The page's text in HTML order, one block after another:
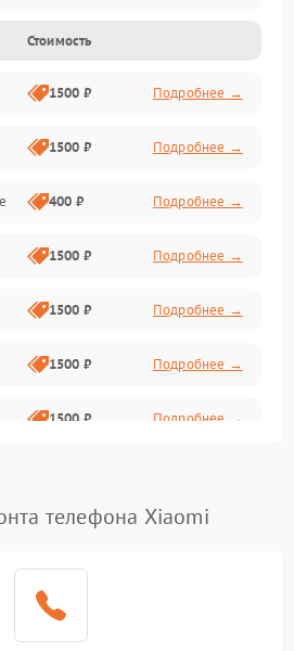
и сенсором
зарядкой и аккумулятором
корпусом и другие
Стоимость
1500 ₽ Подробнее →
1500 ₽ Подробнее →
400 ₽ Подробнее →
1500 ₽ Подробнее →
1500 ₽ Подробнее →
1500 ₽ Подробнее →
1500 ₽ Подробнее →
4000 ₽ Подробнее →
телефона Xiaomi